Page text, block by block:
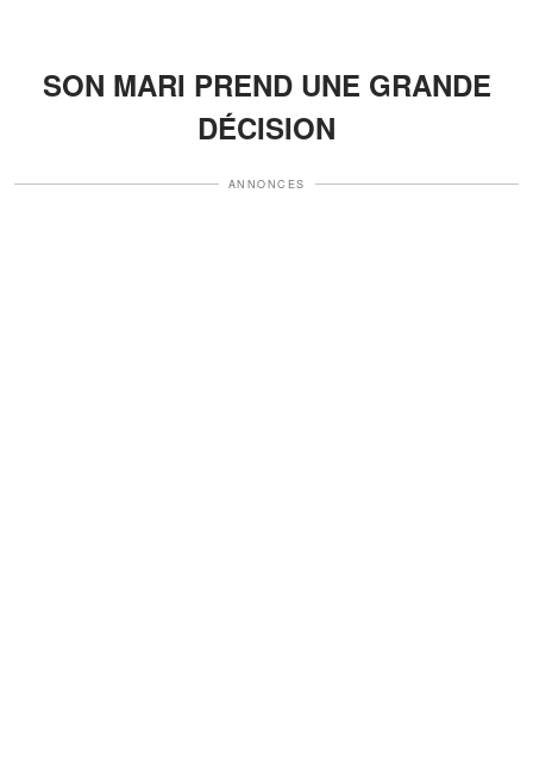
SON MARI PREND UNE GRANDE
DÉCISION
ANNONCES